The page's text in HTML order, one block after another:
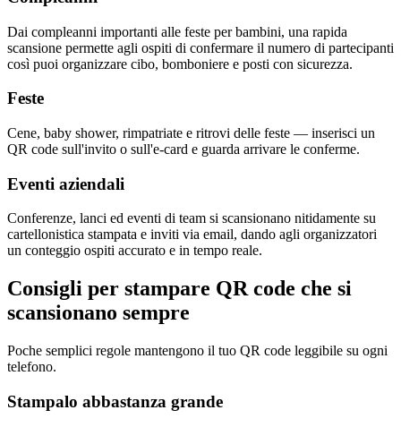
Dai compleanni importanti alle feste per bambini, una rapida
scansione permette agli ospiti di confermare il numero di partecipanti
così puoi organizzare cibo, bomboniere e posti con sicurezza.
Feste
Cene, baby shower, rimpatriate e ritrovi delle feste — inserisci un
QR code sull'invito o sull'e-card e guarda arrivare le conferme.
Eventi aziendali
Conferenze, lanci ed eventi di team si scansionano nitidamente su
cartellonistica stampata e inviti via email, dando agli organizzatori
un conteggio ospiti accurato e in tempo reale.
Consigli per stampare QR code che si
scansionano sempre
Poche semplici regole mantengono il tuo QR code leggibile su ogni
telefono.
Stampalo abbastanza grande